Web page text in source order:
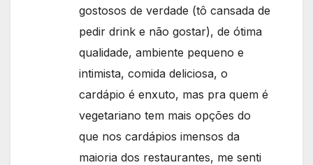
gostosos de verdade (tô cansada de
pedir drink e não gostar), de ótima
qualidade, ambiente pequeno e
intimista, comida deliciosa, o
cardápio é enxuto, mas pra quem é
vegetariano tem mais opções do
que nos cardápios imensos da
maioria dos restaurantes, me senti